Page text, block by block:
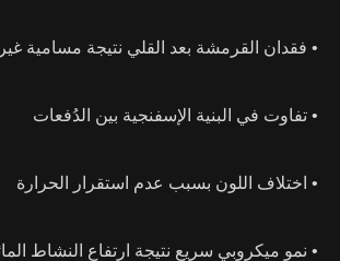
• فقدان القرمشة بعد القلي نتيجة مسامية
• تفاوت في البنية الإسفنجية بين الدُفعات
• اختلاف اللون بسبب عدم استقرار الحرارة
• نمو ميكروبي سريع نتيجة ارتفاع النشاط